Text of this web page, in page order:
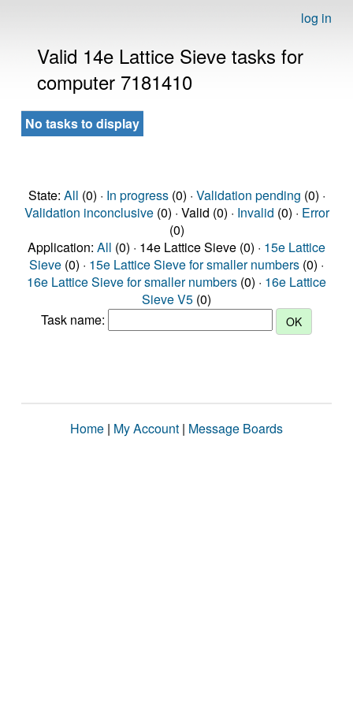
log in
Valid 14e Lattice Sieve tasks for
computer 7181410
No tasks to display
State: All (0) · In progress(0) · Validation pending (0) ·
Validation inconclusive(0) · Valid (0) · Invalid (0) · Error
(0)
Application: All (0) · 14e Lattice Sieve (0) · 15e Lattice
Sieve (0) · 15e Lattice Sieve for smaller numbers (0) ·
16e Lattice Sieve for smaller numbers (0) · 16e Lattice
Sieve V5 (0)
Task name:
Home | My Account | Message Boards